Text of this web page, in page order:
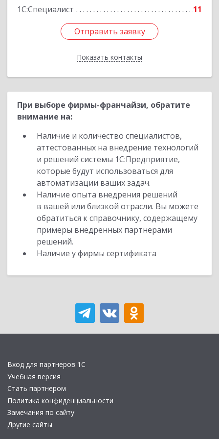
1С:Специалист
11
Отправить заявку
Показать контакты
Отправить заявку
Назад
При выборе фирмы-франчайзи, обратите
внимание на:
Наличие и количество специалистов,
аттестованных на внедрение технологий
и решений системы 1С:Предприятие,
которые будут использоваться для
автоматизации ваших задач.
Наличие опыта внедрения решений
в вашей или близкой отрасли. Вы можете
обратиться к справочнику, содержащему
примеры внедренных партнерами
решений.
Наличие у фирмы сертификата
Вход для партнеров 1С
Учебная версия
Стать партнером
Политика конфиденциальности
Замечания по сайту
Другие сайты